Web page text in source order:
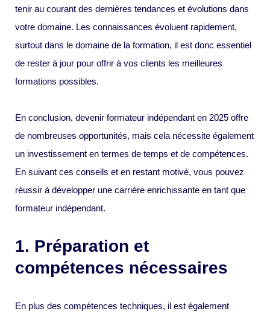
tenir au courant des dernières tendances et évolutions dans
votre domaine. Les connaissances évoluent rapidement,
surtout dans le domaine de la formation, il est donc essentiel
de rester à jour pour offrir à vos clients les meilleures
formations possibles.
En conclusion, devenir formateur indépendant en 2025 offre
de nombreuses opportunités, mais cela nécessite également
un investissement en termes de temps et de compétences.
En suivant ces conseils et en restant motivé, vous pouvez
réussir à développer une carrière enrichissante en tant que
formateur indépendant.
1. Préparation et
compétences nécessaires
En plus des compétences techniques, il est également